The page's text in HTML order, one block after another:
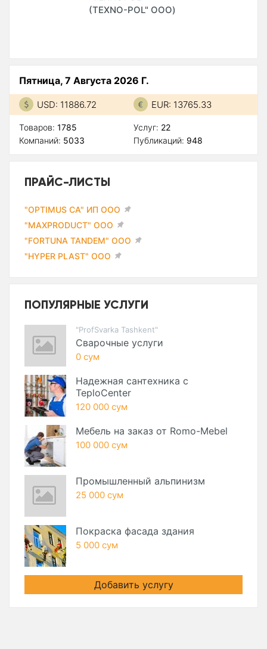
(TEXNO-POL" ООО)
Пятница, 7 Августа 2026 Г.
USD: 11886.72 EUR: 13765.33
Товаров: 1785
Компаний: 5033
Услуг: 22
Публикаций: 948
ПРАЙС-ЛИСТЫ
"OPTIMUS CA" ИП ООО
"MAXPRODUCT" ООО
"FORTUNA TANDEM" ООО
"HYPER PLAST" ООО
ПОПУЛЯРНЫЕ УСЛУГИ
"ProfSvarka Tashkent"
Сварочные услуги
0 сум
Надежная сантехника с
TeploCenter
120 000 сум
Мебель на заказ от Romo-Mebel
100 000 сум
Промышленный альпинизм
25 000 сум
Покраска фасада здания
5 000 сум
Добавить услугу